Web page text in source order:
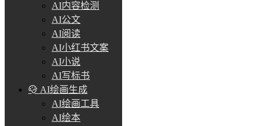
AI内容检测
AI公文
AI阅读
AI小红书文案
AI小说
AI写标书
AI绘画生成
AI绘画工具
AI绘本